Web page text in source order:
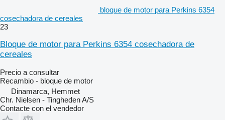
bloque de motor para Perkins 6354
cosechadora de cereales
23
Bloque de motor para Perkins 6354 cosechadora de
cereales
Precio a consultar
Recambio - bloque de motor
Dinamarca, Hemmet
Chr. Nielsen - Tingheden A/S
Contacte con el vendedor